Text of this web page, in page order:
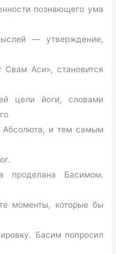
познающего ума
— утверждение,
Свам Аси», становится
цели йоги, словами
и тем самым
проделана Басимом.
моменты, которые бы
Басим попросил